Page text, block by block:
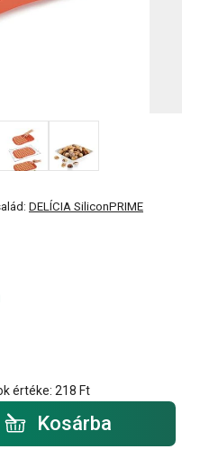
DELÍCIA SiliconPRIME
értéke: 218 Ft
Kosárba